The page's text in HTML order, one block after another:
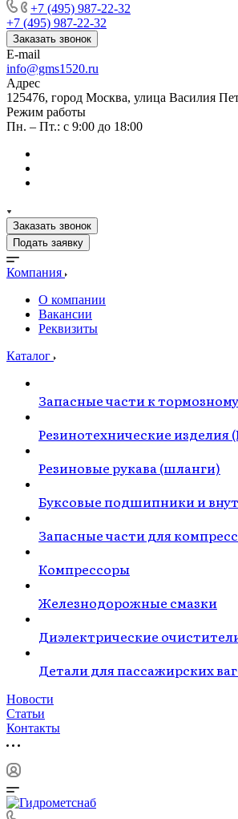
+7 (495) 987-22-32
+7 (495) 987-22-32
Заказать звонок
E-mail
info@gms1520.ru
Адрес
125476, город Москва, улица Василия
Режим работы
Пн. – Пт.: с 9:00 до 18:00
Заказать звонок
Подать заявку
Компания
О компании
Вакансии
Реквизиты
Каталог
Запасные части к
Резинотехнические изделия
Резиновые рукава (шланги)
Буксовые подшипники и
Запасные части для
Компрессоры
Железнодорожные смазки
Диэлектрические
Детали для пассажирских
Новости
Статьи
Контакты